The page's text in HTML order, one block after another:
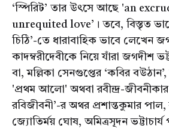
‘স্পিরিট’ তার উৎসে আছে 'an
unrequited love’। তবে, বিস্তৃত
চিঠি’-তে ধারাবাহিক ভাবে লেখেন
কাদম্বরীদেবীকে নিয়ে যাঁরা জগদীশ
বা, মল্লিকা সেনগুপ্তের ‘কবির
'প্রথম আলো' অথবা রবীন্দ্র-
রবিজীবনী’-র অথর প্রশান্তকুমার পাল,
জ্যোতির্ময় ঘোষ, অমিত্রসূদন